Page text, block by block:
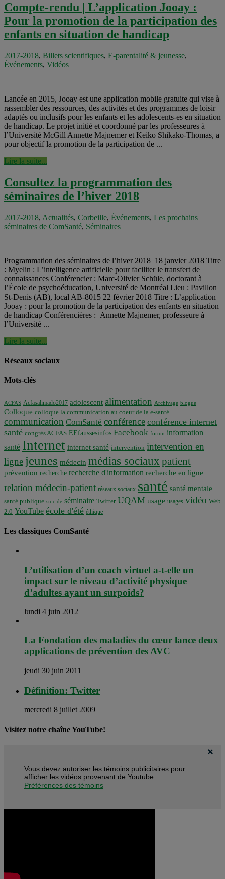
Compte-rendu | L’application Jooay :
Pour la promotion de la participation des
enfants en situation de handicap
2017-2018, Billets scientifiques, E-parentalité & jeunesse,
Événements, Vidéos
Lancée en 2015, Jooay est une application mobile gratuite qui vise à
rassembler des ressources, des activités et des programmes de loisir
adaptés ou inclusifs pour les enfants et les adolescents-es en situation
de handicap. Le projet initié et coordonné par les professeures à
l’Université McGill Annette Majnemer et Keiko Shikako-Thomas, a
pour objectif la promotion de la participation de ...
Lire la suite...
Consultez la programmation des
séminaires de l’hiver 2018
2017-2018, Actualités, Corbeille, Événements, Les prochains
séminaires de ComSanté, Séminaires
Programmation des séminaires de l’hiver 2018 18 janvier 2018 Titre
: Myelin : L’intelligence artificielle pour faciliter le transfert de
connaissances Conférencier : Marc-Olivier Schüle, doctorant à
l’École de psychoéducation, Université de Montréal Lieu : Pavillon
St-Denis (AB), local AB-8015 22 février 2018 Titre : L’application
Jooay : pour la promotion de la participation des enfants en situation
de handicap Conférencières : Annette Majnemer, professeure à
l’Université ...
Lire la suite...
Réseaux sociaux
Mots-clés
ACFAS Acfasalimado2017 adolescent alimentation Archivage blogue
Colloque colloque la communication au coeur de la e-santé
communication ComSanté conférence conférence internet
santé congrès ACFAS EEfaussesinfos Facebook forum information
santé Internet internet santé intervention intervention en
ligne jeunes médecin médias sociaux patient
prévention recherche recherche d'information recherche en ligne
relation médecin-patient réseaux sociaux santé santé mentale
santé publique suicide séminaire Twitter UQAM usage usages vidéo Web
2.0 YouTube école d'été éthique
Les classiques ComSanté
L’utilisation d’un coach virtuel a-t-elle un
impact sur le niveau d’activité physique
d’adultes ayant un surpoids?
lundi 4 juin 2012
La Fondation des maladies du cœur lance deux
applications de prévention des AVC
jeudi 30 juin 2011
Définition: Twitter
mercredi 8 juillet 2009
Visitez notre chaîne YouTube!
Vous devez autoriser les témoins publicitaires pour
afficher les vidéos provenant de Youtube.
Préférences des témoins